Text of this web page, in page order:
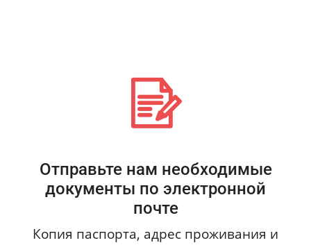
Отправьте нам необходимые
документы по электронной
почте
Копия паспорта, адрес проживания и